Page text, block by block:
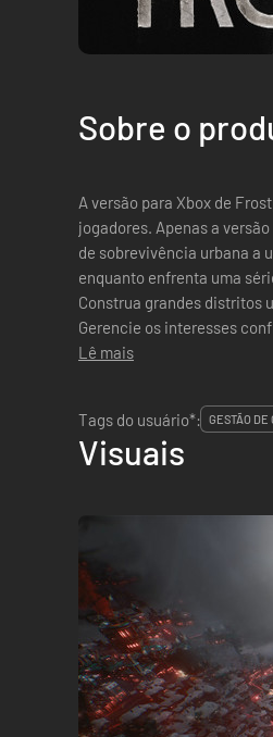
Sobre o
A versão para Xbox de
jogadores. Apenas a versão de PC
de sobrevivência urbana a
enquanto enfrenta uma
Construa grandes distritos
Gerencie os interesses
Lê mais
Tags do usuário*:
GESTÃO DE
Visuais